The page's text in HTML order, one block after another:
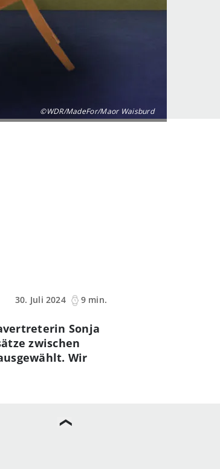
©WDR/MadeFor/Maor Waisburd
30. Juli 2024
9 min.
Sonja
zwischen
Wir